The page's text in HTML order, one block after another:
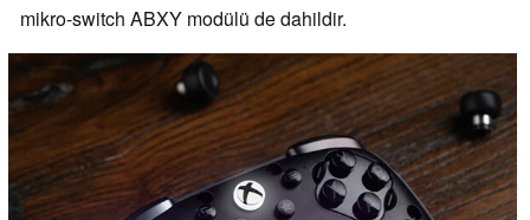
mikro-switch ABXY modülü de dahildir.